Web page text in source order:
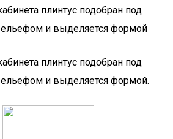
плинтус подобран под
и выделяется формой
плинтус подобран под
и выделяется формой.